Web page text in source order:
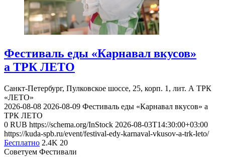
Фестиваль еды «Карнавал вкусов»
а ТРК ЛЕТО
Санкт-Петербург, Пулковское шоссе, 25, корп. 1, лит. А ТРК
«ЛЕТО»
2026-08-08 2026-08-09 Фестиваль еды «Карнавал вкусов» а
ТРК ЛЕТО
0 RUB https://schema.org/InStock 2026-08-03T14:30:00+03:00
https://kuda-spb.ru/event/festival-edy-karnaval-vkusov-a-trk-leto/
Бесплатно 2.4K 20
Советуем Фестивали